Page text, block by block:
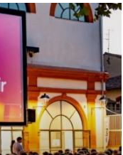
incontournable de